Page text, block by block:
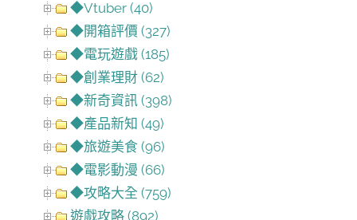
◆Vtuber (40)
◆開箱評價 (327)
◆電玩遊戲 (185)
◆創業理財 (62)
◆新奇資訊 (398)
◆產品新知 (49)
◆旅遊美食 (96)
◆電影動漫 (66)
◆攻略大全 (759)
遊戲攻略 (892)